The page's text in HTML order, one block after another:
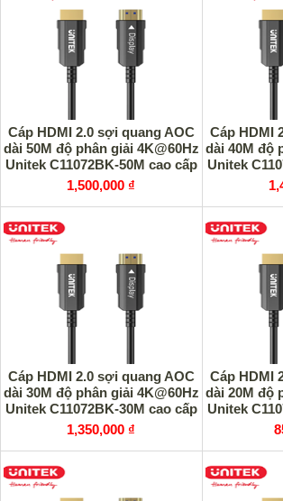
Cáp HDMI 2.0 sợi quang AOC
dài 50M độ phân giải 4K@60Hz
Unitek C11072BK-50M cao cấp
1,500,000 ₫
Cáp HDMI
dài 40M độ
Unitek
Cáp HDMI 2.0 sợi quang AOC
dài 30M độ phân giải 4K@60Hz
Unitek C11072BK-30M cao cấp
1,350,000 ₫
Cáp HDMI
dài 20M độ
Unitek